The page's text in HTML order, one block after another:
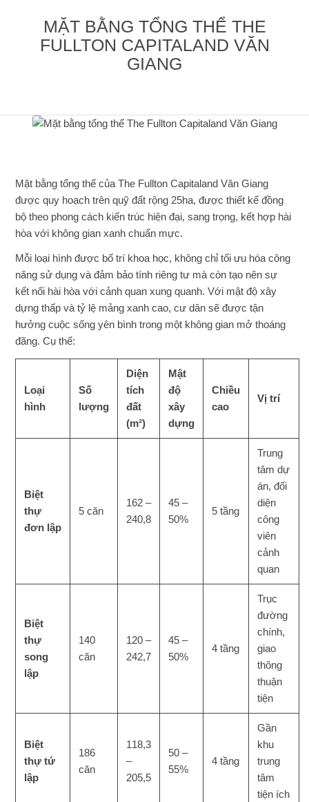
MẶT BẰNG TỔNG THỂ THE
FULLTON CAPITALAND VĂN
GIANG
Mặt bằng tổng thể của The Fullton Capitaland Văn Giang
được quy hoạch trên quỹ đất rộng 25ha, được thiết kế đồng
bộ theo phong cách kiến trúc hiện đại, sang trọng, kết hợp hài
hòa với không gian xanh chuẩn mực.
Mỗi loại hình được bố trí khoa học, không chỉ tối ưu hóa công
năng sử dụng và đảm bảo tính riêng tư mà còn tạo nên sự
kết nối hài hòa với cảnh quan xung quanh. Với mật độ xây
dựng thấp và tỷ lệ mảng xanh cao, cư dân sẽ được tận
hưởng cuộc sống yên bình trong một không gian mở thoáng
đãng. Cụ thể:
Loại
hình
Số
lượng
Diện
tích
đất
(m²)
Mật
độ
xây
dựng
Chiều
cao
Vị trí
Biệt
thự
đơn lập
5 căn
162 –
240,8
45 –
50%
5 tầng
Trung
tâm dự
án, đối
diện
công
viên
cảnh
quan
Biệt
thự
song
lập
140
căn
120 –
242,7
45 –
50%
4 tầng
Trục
đường
chính,
giao
thông
thuận
tiện
Biệt
thự tứ
lập
186
căn
118,3
–
205,5
50 –
55%
4 tầng
Gần
khu
trung
tâm
tiện ích